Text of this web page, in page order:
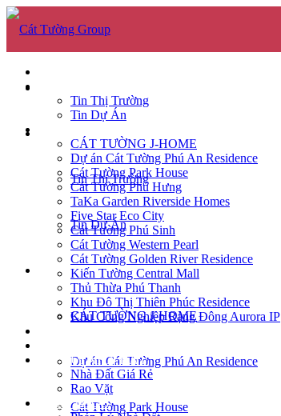
TIN TỨC
Tin Thị Trường
Tin Dự Án
DỰ ÁN
CÁT TƯỜNG J-HOME
Dự án Cát Tường Phú An Residence
Cát Tường Park House
Tin Thị Trường
Tin Dự Án
CÁT TƯỜNG J-HOME
Dự án Cát Tường Phú An Residence
Cát Tường Park House
Cát Tường Phú Hưng
TaKa Garden Riverside Homes
Five Star Eco City
Cát Tường Phú Sinh
Cát Tường Western Pearl
Cát Tường Golden River Residence
Kiến Tường Central Mall
Thủ Thừa Phú Thanh
Khu Đô Thị Thiên Phúc Residence
Khu Công Nghiệp Rạng Đông Aurora IP
KÝ GỬI NHÀ ĐẤT
Nhà Đất Giá Rẻ
Rao Vặt
KIẾN THỨC